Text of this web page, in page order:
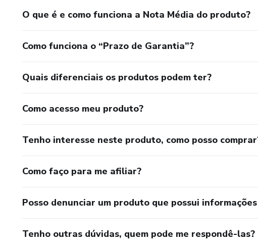
O que é e como funciona a Nota Média do produto?
Como funciona o “Prazo de Garantia”?
Quais diferenciais os produtos podem ter?
Como acesso meu produto?
Tenho interesse neste produto, como posso
Como faço para me afiliar?
Posso denunciar um produto que possui
Tenho outras dúvidas, quem pode me respondê-las?